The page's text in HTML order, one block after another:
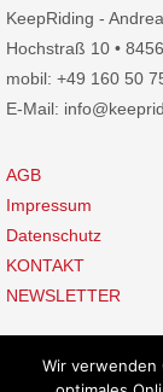
KeepRiding -
Hochstraß 10 •
mobil: +49 160 50
E-Mail:
AGB
Impressum
Datenschutz
KONTAKT
NEWSLETTER
Wir verwenden